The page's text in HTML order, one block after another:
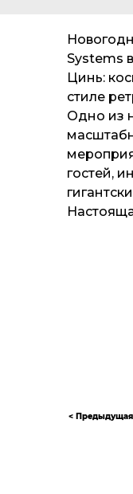
Systems
Цинь:
стиле
Одно из
гостей,
< Предыдущая